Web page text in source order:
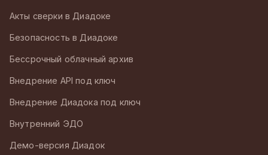
Акты сверки в Диадоке
Безопасность в Диадоке
Бессрочный облачный архив
Внедрение API под ключ
Внедрение Диадока под ключ
Внутренний ЭДО
Демо-версия Диадок